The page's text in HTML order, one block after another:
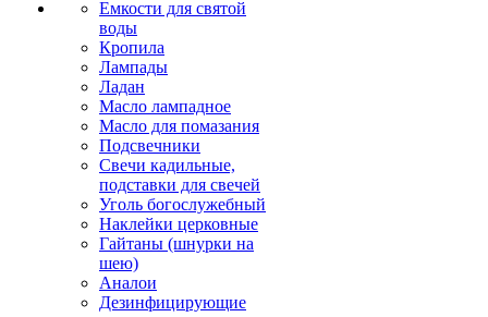
Емкости для святой
воды
Кропила
Лампады
Ладан
Масло лампадное
Масло для помазания
Подсвечники
Свечи кадильные,
подставки для свечей
Уголь богослужебный
Наклейки церковные
Гайтаны (шнурки на
шею)
Аналои
Дезинфицирующие